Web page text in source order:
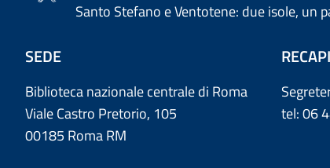
Santo Stefano e Ventotene: due isole, un
SEDE
Biblioteca nazionale centrale di Roma
Viale Castro Pretorio, 105
00185 Roma RM
tel: 06